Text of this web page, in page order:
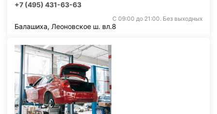
+7 (495) 431-63-63
С 09:00 до 21:00. Без выходных
Балашиха, Леоновское ш. вл.8